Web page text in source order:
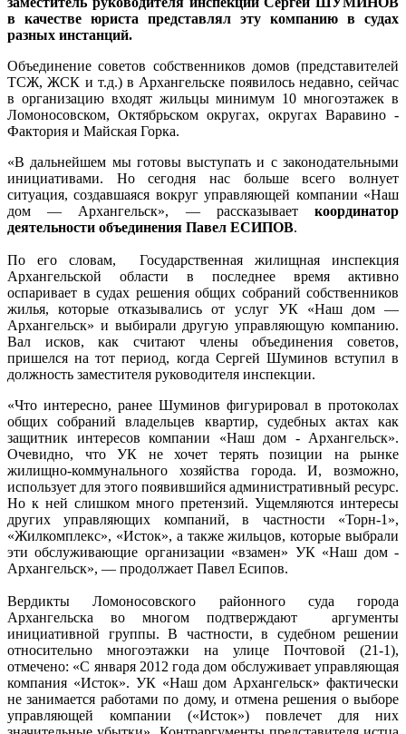
в качестве юриста представлял эту компанию в судах
разных инстанций.
Объединение советов собственников домов (представителей
ТСЖ, ЖСК и т.д.) в Архангельске появилось недавно, сейчас
в организацию входят жильцы минимум 10 многоэтажек в
Ломоносовском, Октябрьском округах, округах Варавино -
Фактория и Майская Горка.
«В дальнейшем мы готовы выступать и с законодательными
инициативами. Но сегодня нас больше всего волнует
ситуация, создавшаяся вокруг управляющей компании «Наш
дом — Архангельск», — рассказывает координатор
деятельности объединения Павел ЕСИПОВ.
По его словам, Государственная жилищная инспекция
Архангельской области в последнее время активно
оспаривает в судах решения общих собраний собственников
жилья, которые отказывались от услуг УК «Наш дом —
Архангельск» и выбирали другую управляющую компанию.
Вал исков, как считают члены объединения советов,
пришелся на тот период, когда Сергей Шуминов вступил в
должность заместителя руководителя инспекции.
«Что интересно, ранее Шуминов фигурировал в протоколах
общих собраний владельцев квартир, судебных актах как
защитник интересов компании «Наш дом - Архангельск».
Очевидно, что УК не хочет терять позиции на рынке
жилищно-коммунального хозяйства города. И, возможно,
использует для этого появившийся административный ресурс.
Но к ней слишком много претензий. Ущемляются интересы
других управляющих компаний, в частности «Торн-1»,
«Жилкомплекс», «Исток», а также жильцов, которые выбрали
эти обслуживающие организации «взамен» УК «Наш дом -
Архангельск», — продолжает Павел Есипов.
Вердикты Ломоносовского районного суда города
Архангельска во многом подтверждают аргументы
инициативной группы. В частности, в судебном решении
относительно многоэтажки на улице Почтовой (21-1),
отмечено: «С января 2012 года дом обслуживает управляющая
компания «Исток». УК «Наш дом Архангельск» фактически
не занимается работами по дому, и отмена решения о выборе
управляющей компании («Исток») повлечет для них